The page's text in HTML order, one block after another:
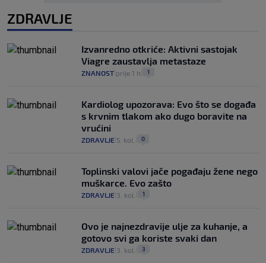
ZDRAVLJE
Izvanredno otkriće: Aktivni sastojak
Viagre zaustavlja metastaze
ZNANOST prije 1 h 1
Kardiolog upozorava: Evo što se događa
s krvnim tlakom ako dugo boravite na
vrućini
ZDRAVLJE 5. kol. 0
Toplinski valovi jače pogađaju žene nego
muškarce. Evo zašto
ZDRAVLJE 3. kol. 1
Ovo je najnezdravije ulje za kuhanje, a
gotovo svi ga koriste svaki dan
ZDRAVLJE 3. kol. 3